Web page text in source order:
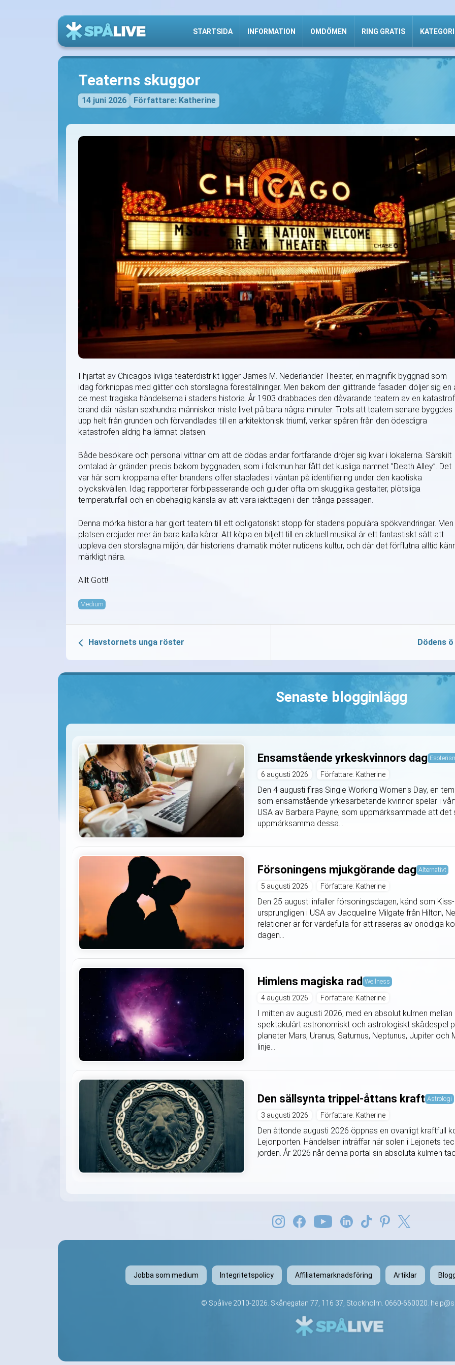
STARTSIDA INFORMATION OMDÖMEN RING GRATIS
Teaterns skuggor
14 juni 2026 Författare: Katherine
I hjärtat av Chicagos livliga teaterdistrikt ligger James M. Nederlander Theater, en magnifik byggnad som
idag förknippas med glitter och storslagna föreställningar. Men bakom den glittrande fasaden döljer sig en
de mest tragiska händelserna i stadens historia. År 1903 drabbades den dåvarande teatern av en
brand där nästan sexhundra människor miste livet på bara några minuter. Trots att teatern senare byggdes
upp helt från grunden och förvandlades till en arkitektonisk triumf, verkar spåren från den ödesdigra
katastrofen aldrig ha lämnat platsen.
Både besökare och personal vittnar om att de dödas andar fortfarande dröjer sig kvar i lokalerna. Särskilt
omtalad är gränden precis bakom byggnaden, som i folkmun har fått det kusliga namnet ”Death Alley”. Det
var här som kropparna efter brandens offer staplades i väntan på identifiering under den kaotiska
olyckskvällen. Idag rapporterar förbipasserande och guider ofta om skugglika gestalter, plötsliga
temperaturfall och en obehaglig känsla av att vara iakttagen i den trånga passagen.
Denna mörka historia har gjort teatern till ett obligatoriskt stopp för stadens populära spökvandringar. Men
platsen erbjuder mer än bara kalla kårar. Att köpa en biljett till en aktuell musikal är ett fantastiskt sätt att
uppleva den storslagna miljön, där historiens dramatik möter nutidens kultur, och där det förflutna alltid
märkligt nära.
Allt Gott!
Medium
Havstornets unga röster Dödens ö
Senaste blogginlägg
Ensamstående yrkeskvinnors dag
6 augusti 2026 Författare: Katherine
Den 4 augusti firas Single Working Women's Day, en
som ensamstående yrkesarbetande kvinnor spelar i
USA av Barbara Payne, som uppmärksammade att
uppmärksamma dessa...
Försoningens mjukgörande dag Alternativt
5 augusti 2026 Författare: Katherine
Den 25 augusti infaller försoningsdagen, känd som
ursprungligen i USA av Jacqueline Milgate från Hilton,
relationer är för värdefulla för att raseras av onödiga
dagen...
Himlens magiska rad Wellness
4 augusti 2026 Författare: Katherine
I mitten av augusti 2026, med en absolut kulmen
spektakulärt astronomiskt och astrologiskt skådespel
planeter Mars, Uranus, Saturnus, Neptunus, Jupiter
linje...
Den sällsynta trippel-åttans kraft Astrologi
3 augusti 2026 Författare: Katherine
Den åttonde augusti 2026 öppnas en ovanligt kraftfull
Lejonporten. Händelsen inträffar när solen i Lejonets
jorden. År 2026 når denna portal sin absoluta kulmen
Jobba som medium Integritetspolicy Affiliatemarknadsföring Artiklar
© Spålive2010-2026. Skånegatan 77, 116 37, Stockholm. 0660-660020